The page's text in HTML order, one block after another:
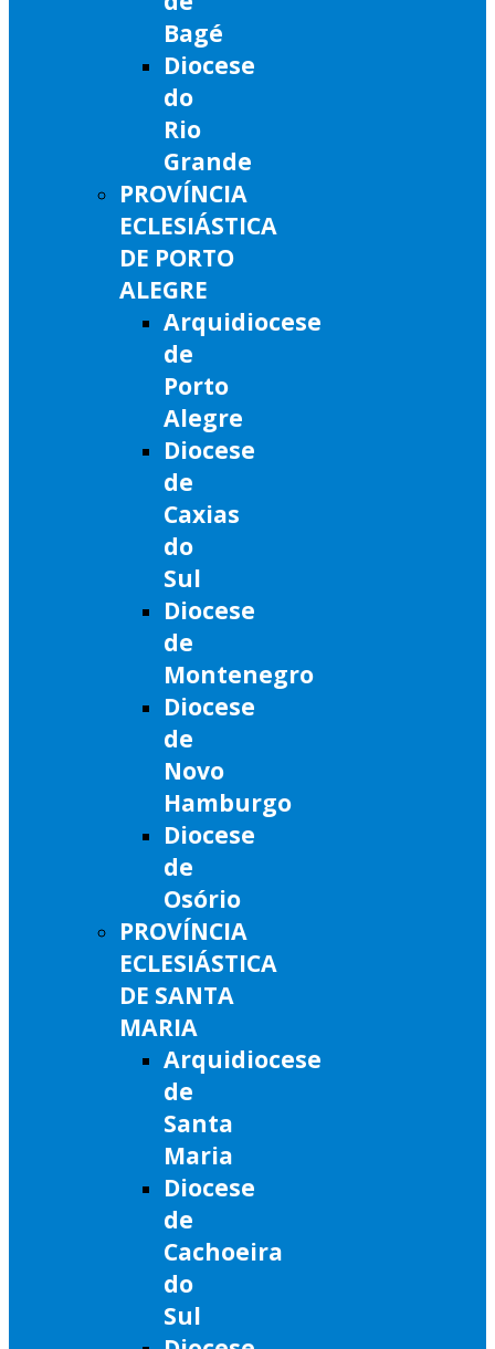
Bagé
Diocese
do
Rio
Grande
PROVÍNCIA
ECLESIÁSTICA
DE PORTO
ALEGRE
Arquidiocese
de
Porto
Alegre
Diocese
de
Caxias
do
Sul
Diocese
de
Montenegro
Diocese
de
Novo
Hamburgo
Diocese
de
Osório
PROVÍNCIA
ECLESIÁSTICA
DE SANTA
MARIA
Arquidiocese
de
Santa
Maria
Diocese
de
Cachoeira
do
Sul